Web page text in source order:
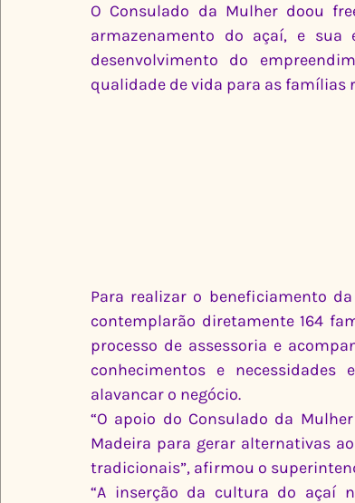
O Consulado da Mulher doou
armazenamento do açaí, e
desenvolvimento do
qualidade de vida para as famílias
Para realizar o beneficiamento
contemplarão diretamente 164
processo de assessoria e
conhecimentos e necessidades
alavancar o negócio.
“O apoio do Consulado da
Madeira para gerar alternativas
tradicionais”, afirmou o
“A inserção da cultura do açaí